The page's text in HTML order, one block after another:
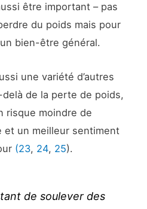
être important – pas
du poids mais pour
bien-être général.
une variété d’autres
de la perte de poids,
risque moindre de
et un meilleur sentiment
(23, 24, 25).
de soulever des